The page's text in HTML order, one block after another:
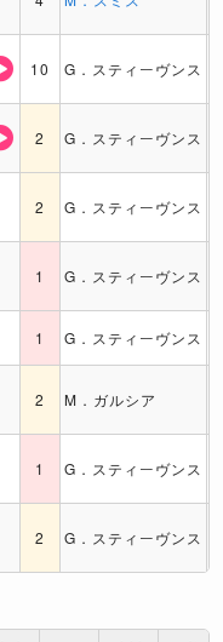
10 G．スティーヴンス
2 G．スティーヴンス
2 G．スティーヴンス
1 G．スティーヴンス
1 G．スティーヴンス
2 M．ガルシア
1 G．スティーヴンス
2 G．スティーヴンス